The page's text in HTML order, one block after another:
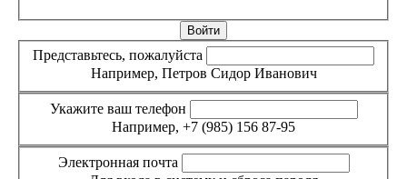
Представьтесь, пожалуйста
Например, Петров Сидор Иванович
Укажите ваш телефон
Например, +7 (985) 156 87-95
Электронная почта